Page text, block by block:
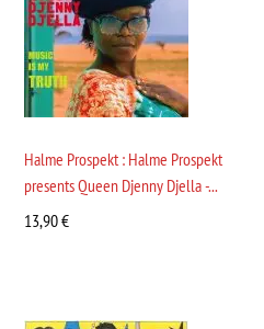
Halme Prospekt : Halme Prospekt
presents Queen Djenny Djella -...
13,90€